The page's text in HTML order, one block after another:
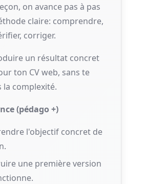
on avance pas à pas
claire: comprendre,
corriger.
un résultat concret
ton CV web, sans te
la complexité.
(pédago +)
l'objectif concret de
une première version